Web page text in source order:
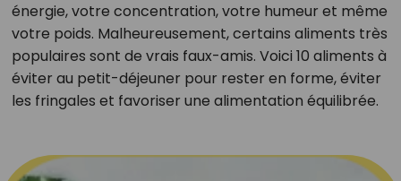
énergie, votre concentration, votre humeur et même
votre poids. Malheureusement, certains aliments très
populaires sont de vrais faux-amis. Voici 10 aliments à
éviter au petit-déjeuner pour rester en forme, éviter
les fringales et favoriser une alimentation équilibrée.